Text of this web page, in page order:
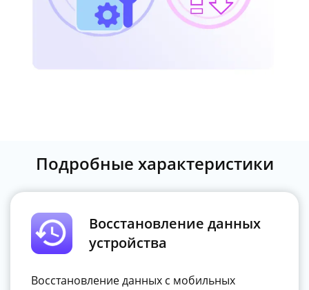
Подробные характеристики
Восстановление данных
устройства
Восстановление данных с мобильных